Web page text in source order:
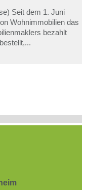
Seit dem 1. Juni
Wohnimmobilien das
bezahlt